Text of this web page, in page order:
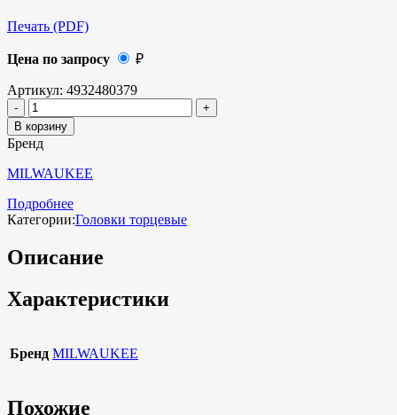
Печать (PDF)
Цена по запросу ₽
Артикул: 4932480379
В корзину
Бренд
MILWAUKEE
Подробнее
Категории:Головки торцевые
Описание
Характеристики
Бренд MILWAUKEE
Похожие